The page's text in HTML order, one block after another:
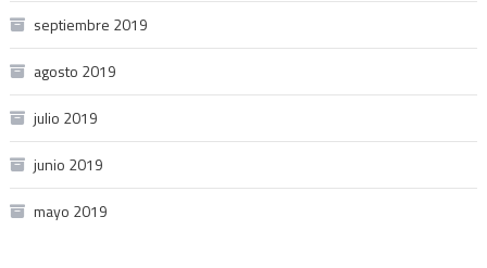
septiembre 2019
agosto 2019
julio 2019
junio 2019
mayo 2019